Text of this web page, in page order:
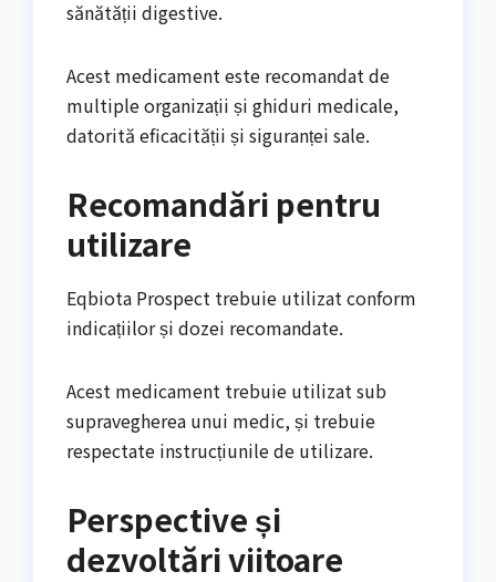
sănătății digestive.
Acest medicament este recomandat de
multiple organizații și ghiduri medicale,
datorită eficacității și siguranței sale.
Recomandări pentru
utilizare
Eqbiota Prospect trebuie utilizat conform
indicațiilor și dozei recomandate.
Acest medicament trebuie utilizat sub
supravegherea unui medic, și trebuie
respectate instrucțiunile de utilizare.
Perspective și
dezvoltări viitoare